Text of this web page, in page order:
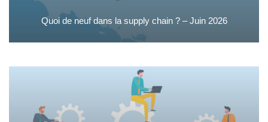
Quoi de neuf dans la supply chain ? – Juin 2026